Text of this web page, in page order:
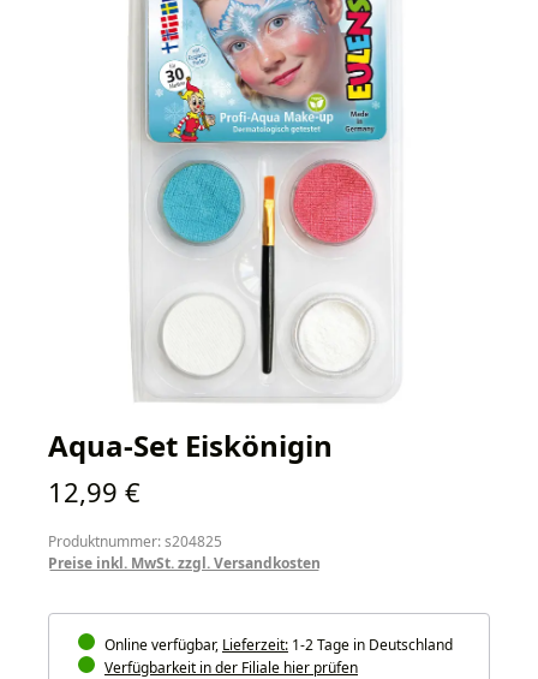
Aqua-Set Eiskönigin
Regulärer Preis:
12,99 €
Produktnummer: s204825
Preise inkl. MwSt. zzgl. Versandkosten
Online verfügbar, Lieferzeit: 1-2 Tage in Deutschland
Verfügbarkeit in der Filiale hier prüfen